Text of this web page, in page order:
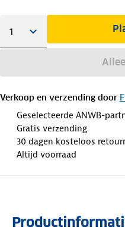
Verkoop en verzending door
Geselecteerde ANWB-
Gratis verzending
30 dagen kosteloos
Altijd voorraad